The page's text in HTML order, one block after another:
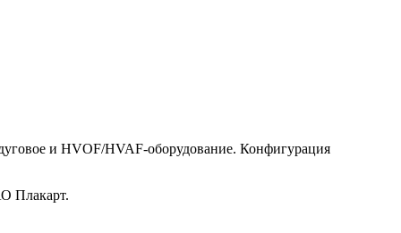
и HVOF/HVAF-оборудование. Конфигурация
Плакарт.